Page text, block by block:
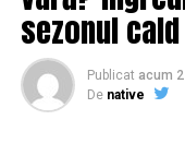
brandului. O
seriozitate și atenție
paginilor îi ajută pe
informațiile
sezonul cald
Publicat acum
De native